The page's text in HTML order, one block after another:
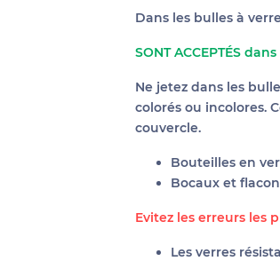
Dans les bulles à
SONT ACCEPTÉS
Ne jetez dans les
colorés ou incolores.
couvercle.
Bouteilles en
Bocaux et
Evitez les erreurs les
Les verres